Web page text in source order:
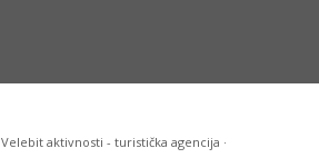
Velebit aktivnosti - turistička agencija ·